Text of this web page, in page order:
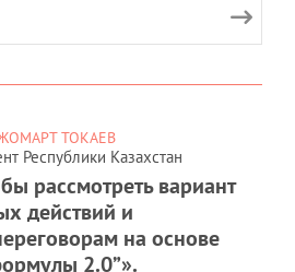
ТОКАЕВ
Республики Казахстан
рассмотреть вариант
действий и
на основе
2.0”».